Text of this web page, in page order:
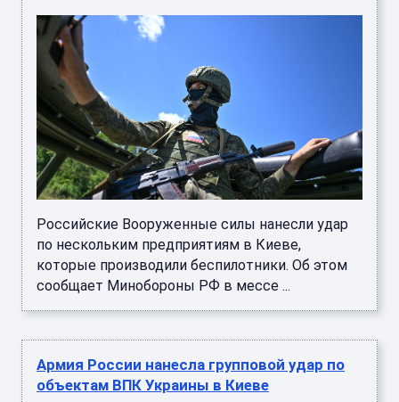
Российские Вооруженные силы нанесли удар
по нескольким предприятиям в Киеве,
которые производили беспилотники. Об этом
сообщает Минобороны РФ в мессе ...
Армия России нанесла групповой удар по
объектам ВПК Украины в Киеве